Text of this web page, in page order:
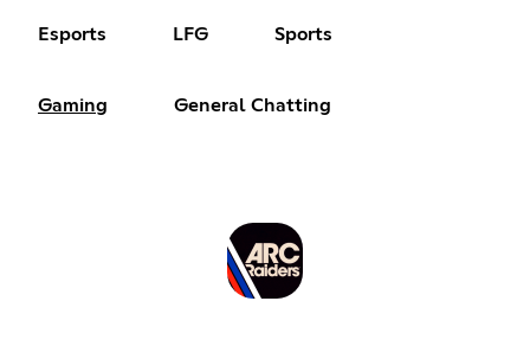
Esports LFG Sports
Gaming General Chatting